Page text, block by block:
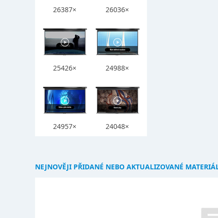
26387× 26036×
25426× 24988×
24957× 24048×
NEJNOVĚJI PŘIDANÉ NEBO AKTUALIZOVANÉ